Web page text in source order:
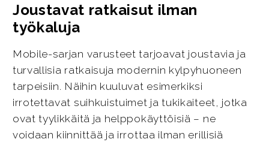
Joustavat ratkaisut ilman
työkaluja
Mobile-sarjan varusteet tarjoavat joustavia ja
turvallisia ratkaisuja modernin kylpyhuoneen
tarpeisiin. Näihin kuuluvat esimerkiksi
irrotettavat suihkuistuimet ja tukikaiteet, jotka
ovat tyylikkäitä ja helppokäyttöisiä – ne
voidaan kiinnittää ja irrottaa ilman erillisiä